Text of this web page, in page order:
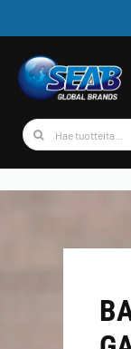
to
content
Etsi